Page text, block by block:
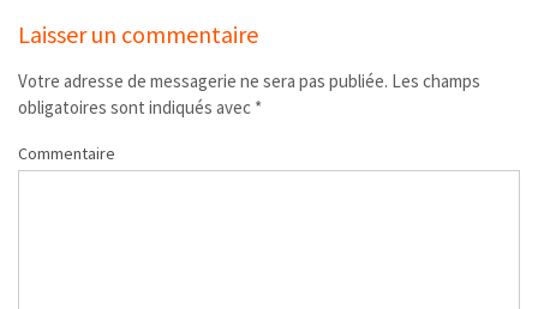
Laisser un commentaire
Votre adresse de messagerie ne sera pas publiée. Les champs
obligatoires sont indiqués avec *
Commentaire